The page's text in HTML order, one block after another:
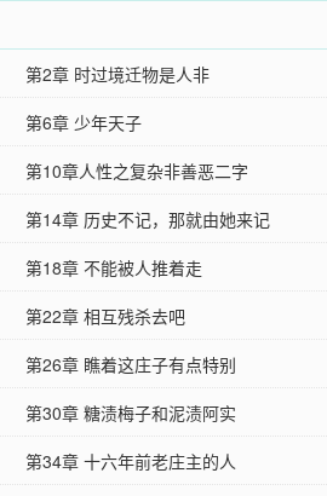
第2章 时过境迁物是人非
第6章 少年天子
第10章人性之复杂非善恶二字
第14章 历史不记，那就由她来记
第18章 不能被人推着走
第22章 相互残杀去吧
第26章 瞧着这庄子有点特别
第30章 糖渍梅子和泥渍阿实
第34章 十六年前老庄主的人